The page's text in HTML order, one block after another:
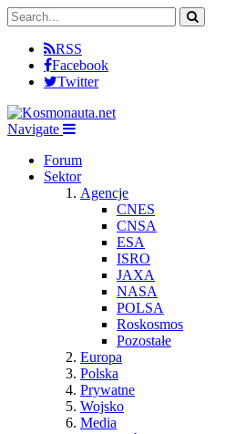
RSS
Facebook
Twitter
Navigate
Forum
Sektor
Agencje
CNES
CNSA
ESA
ISRO
JAXA
NASA
POLSA
Roskosmos
Pozostałe
Europa
Polska
Prywatne
Wojsko
Media